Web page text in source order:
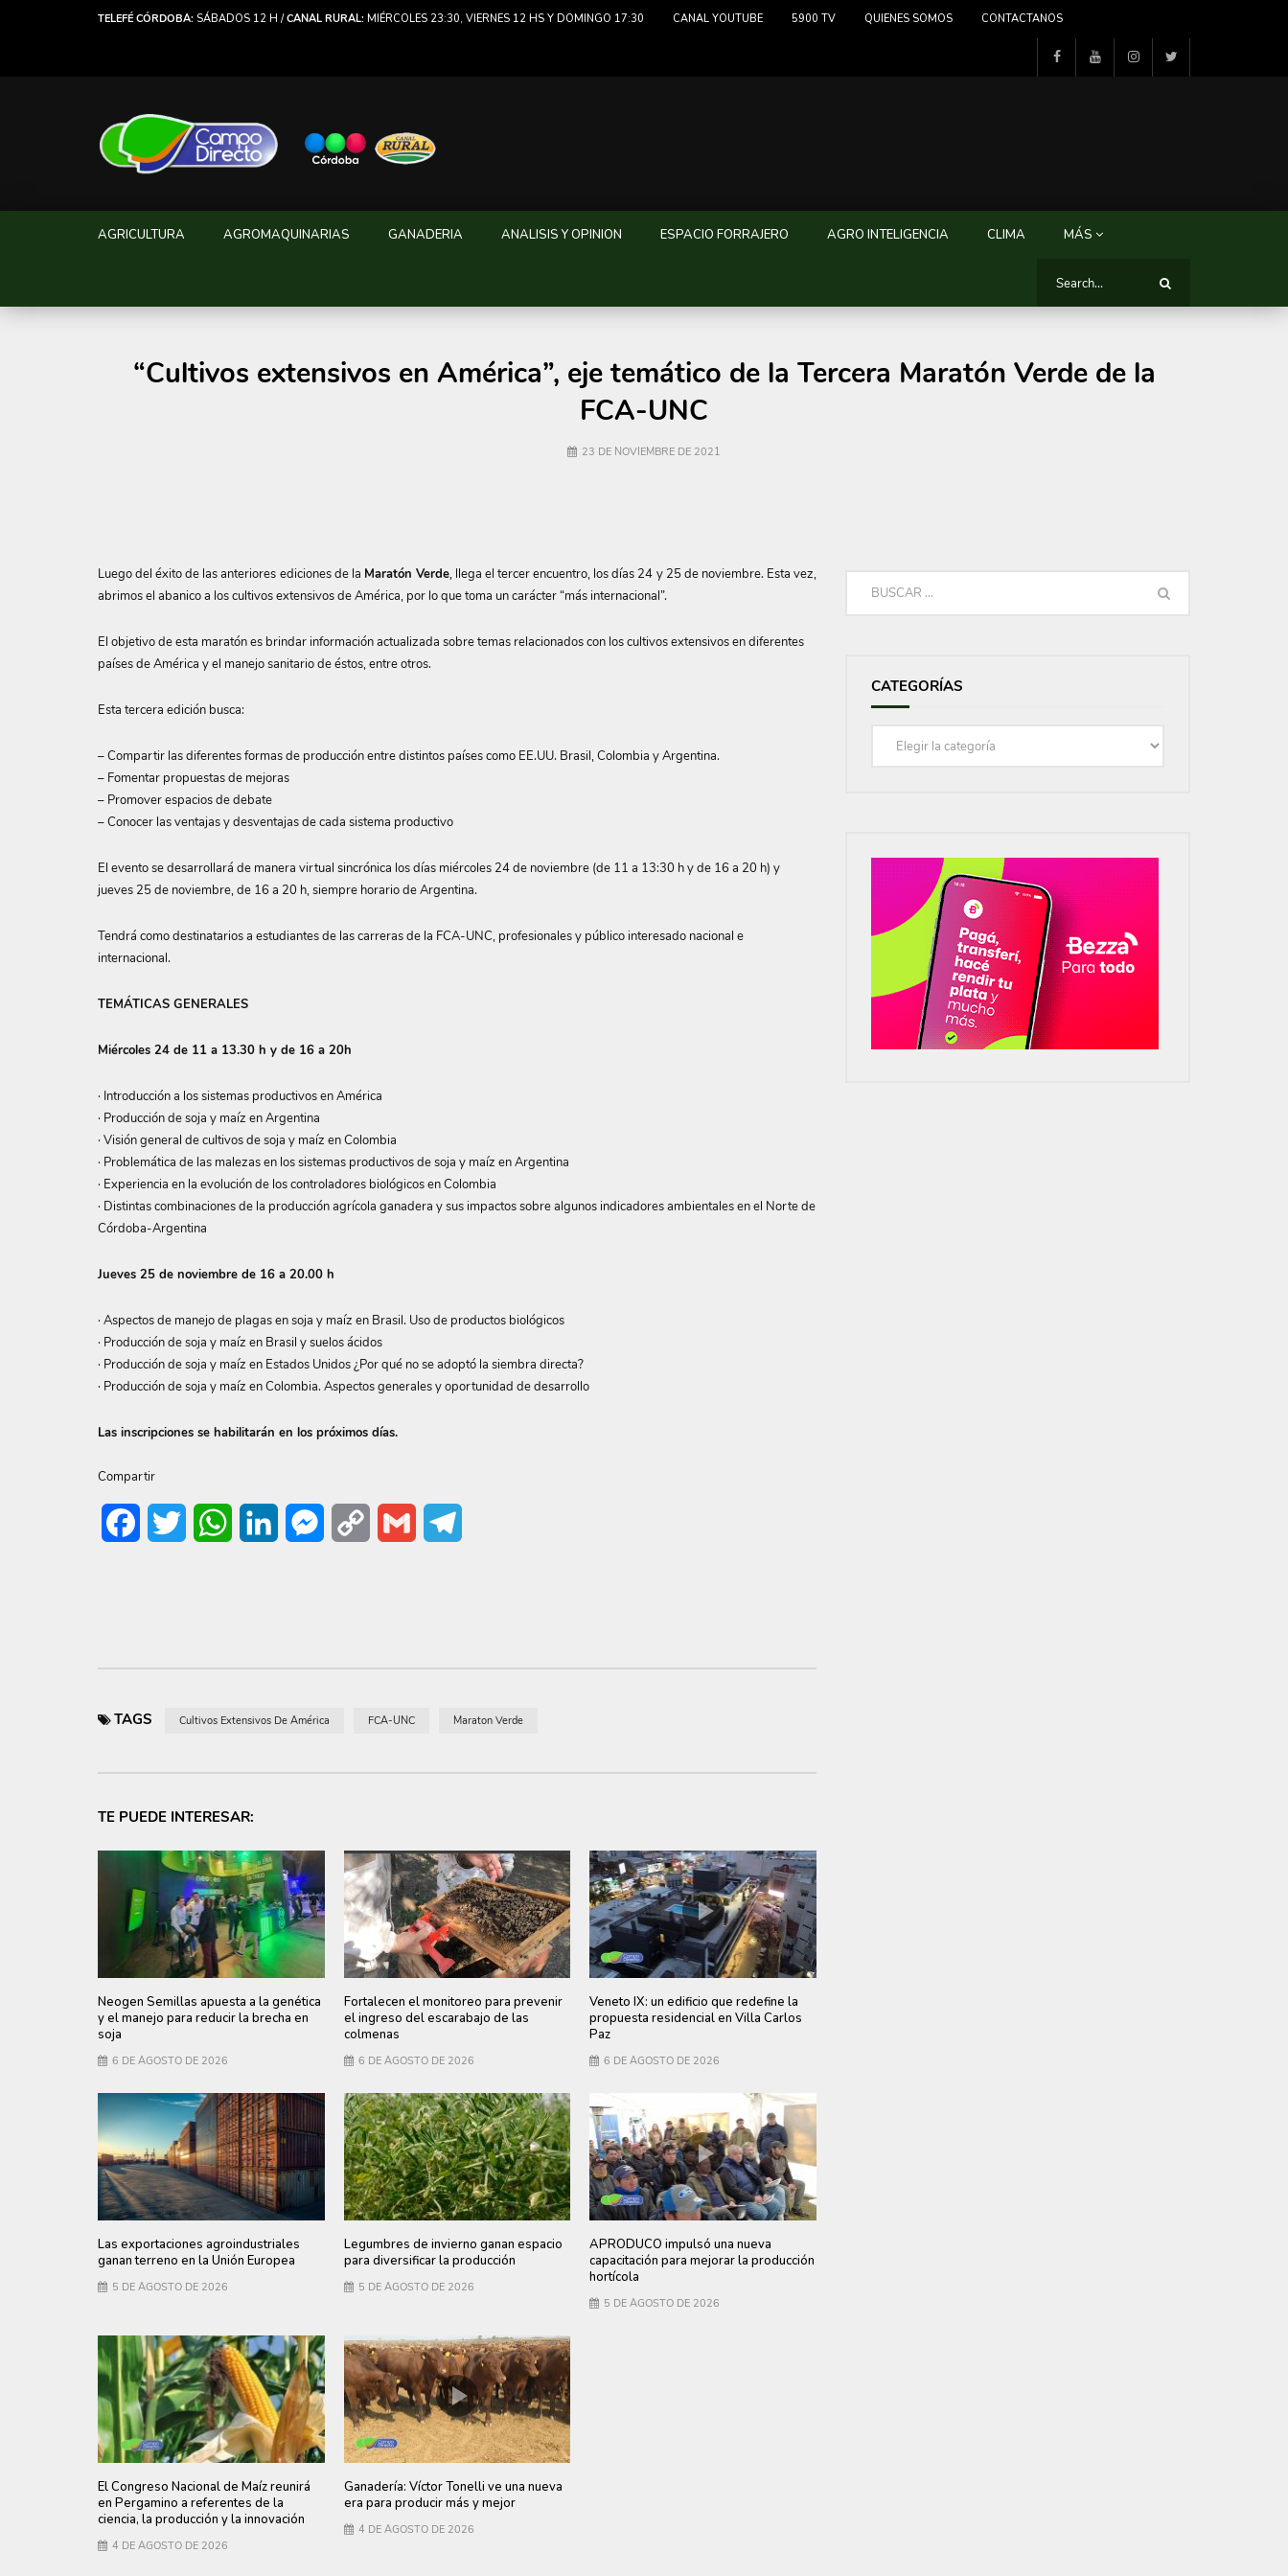
TELEFÉ CÓRDOBA: SÁBADOS 12 H /CANAL RURAL: MIÉRCOLES 23:30, VIERNES 12 HS Y DOMINGO 17:30 CANAL YOUTUBE 5900 TV QUIENES SOMOS CONTACTANOS
AGRICULTURA AGROMAQUINARIAS GANADERIA ANALISIS Y OPINION ESPACIO FORRAJERO AGRO INTELIGENCIA CLIMA MÁS
“Cultivos extensivos en América”, eje temático de la Tercera Maratón Verde de la
FCA-UNC
23 DE NOVIEMBRE DE 2021
Luego del éxito de las anteriores ediciones de la Maratón Verde, llega el tercer encuentro, los días 24 y 25 de noviembre. Esta vez,
abrimos el abanico a los cultivos extensivos de América, por lo que toma un carácter “más internacional”.
El objetivo de esta maratón es brindar información actualizada sobre temas relacionados con los cultivos extensivos en diferentes
países de América y el manejo sanitario de éstos, entre otros.
Esta tercera edición busca:
– Compartir las diferentes formas de producción entre distintos países como EE.UU. Brasil, Colombia y Argentina.
– Fomentar propuestas de mejoras
– Promover espacios de debate
– Conocer las ventajas y desventajas de cada sistema productivo
El evento se desarrollará de manera virtual sincrónica los días miércoles 24 de noviembre (de 11 a 13:30 h y de 16 a 20 h) y
jueves 25 de noviembre, de 16 a 20 h, siempre horario de Argentina.
Tendrá como destinatarios a estudiantes de las carreras de la FCA-UNC, profesionales y público interesado nacional e
internacional.
TEMÁTICAS GENERALES
Miércoles 24 de 11 a 13.30 h y de 16 a 20h
· Introducción a los sistemas productivos en América
· Producción de soja y maíz en Argentina
· Visión general de cultivos de soja y maíz en Colombia
· Problemática de las malezas en los sistemas productivos de soja y maíz en Argentina
· Experiencia en la evolución de los controladores biológicos en Colombia
· Distintas combinaciones de la producción agrícola ganadera y sus impactos sobre algunos indicadores ambientales en el Norte de
Córdoba-Argentina
Jueves 25 de noviembre de 16 a 20.00 h
· Aspectos de manejo de plagas en soja y maíz en Brasil. Uso de productos biológicos
· Producción de soja y maíz en Brasil y suelos ácidos
· Producción de soja y maíz en Estados Unidos ¿Por qué no se adoptó la siembra directa?
· Producción de soja y maíz en Colombia. Aspectos generales y oportunidad de desarrollo
Las inscripciones se habilitarán en los próximos días.
Compartir
FacebookTwitter WhatsAppLinkedIn Messenger
Copy
Gmail
TAGS Cultivos Extensivos De América FCA-UNC Maraton Verde
TE PUEDE INTERESAR:
Neogen Semillas apuesta a la genética
y el manejo para reducir la brecha en
soja
6 DE AGOSTO DE 2026
Fortalecen el monitoreo para prevenir
el ingreso del escarabajo de las
colmenas
6 DE AGOSTO DE 2026
Veneto IX: un edificio que redefine la
propuesta residencial en Villa Carlos
Paz
6 DE AGOSTO DE 2026
Las exportaciones agroindustriales
ganan terreno en la Unión Europea
5 DE AGOSTO DE 2026
Legumbres de invierno ganan espacio
para diversificar la producción
5 DE AGOSTO DE 2026
APRODUCO impulsó una nueva
capacitación para mejorar la producción
hortícola
5 DE AGOSTO DE 2026
El Congreso Nacional de Maíz reunirá
en Pergamino a referentes de la
ciencia, la producción y la innovación
4 DE AGOSTO DE 2026
Ganadería: Víctor Tonelli ve una nueva
era para producir más y mejor
4 DE AGOSTO DE 2026
CATEGORÍAS
Categorías